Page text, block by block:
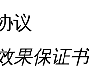
议
果保证书